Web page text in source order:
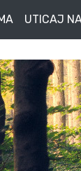
UTICAJ